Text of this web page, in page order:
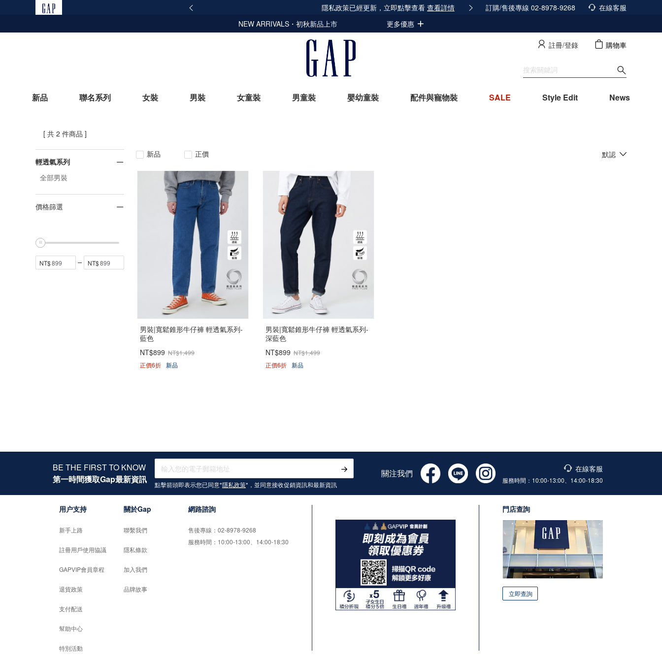
165反詐騙安全宣導 隱私政策已經更新，立即點擊查看查看詳情 積分發放調整公告查看詳情
訂購/售後專線 02-8978-9268
在線客服
NEW ARRIVALS・初秋新品上市
更多優惠
註冊/登錄 購物車
新品 聯名系列 女裝 男裝 女童裝 男童裝 嬰幼童裝 配件與寵物裝 SALE Style Edit News
[ 共 2 件商品 ]
輕透氣系列
全部男裝
價格篩選
新品 正價 默認
男裝|寬鬆錐形牛仔褲 輕透氣系列-
藍色
NT$899 NT$1,499
正價6折 新品
男裝|寬鬆錐形牛仔褲 輕透氣系列-
深藍色
NT$899 NT$1,499
正價6折 新品
BE THE FIRST TO KNOW
第一時間獲取Gap最新資訊
點擊箭頭即表示您已同意*隱私政策*，並同意接收促銷資訊和最新資訊
關注我們 在線客服
服務時間：10:00-13:00、14:00-18:30
用户支持
新手上路
註冊用戶使用協議
GAPVIP會員章程
退貨政策
支付配送
幫助中心
特別活動
關於Gap
聯繫我們
隱私條款
加入我們
品牌故事
網路諮詢
售後專線：02-8978-9268
服務時間：10:00-13:00、14:00-18:30
門店查詢
立即查詢